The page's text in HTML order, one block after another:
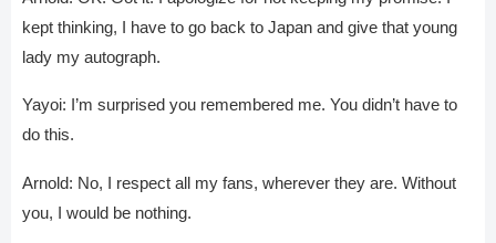
kept thinking, I have to go back to Japan and give that young
lady my autograph.
Yayoi: I’m surprised you remembered me. You didn’t have to
do this.
Arnold: No, I respect all my fans, wherever they are. Without
you, I would be nothing.